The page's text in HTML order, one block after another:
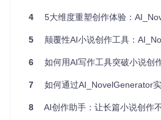
灵活参数控制：平衡创意与效率
调整temperature值（建议0.6-0.8）
ing_retrieval_k参数（3-5为宜）提升
三步实践指南：从安装到创
4 5大维度重塑创作体验：
5 颠覆性AI小说创作工具：AI_NovelGenerator
6 如何用AI写作工具突破小说创作瓶颈
7 如何通过AI_NovelGenerator实现智能
8 AI创作助手：让长篇小说创作